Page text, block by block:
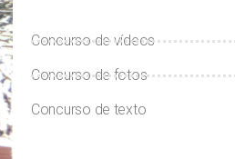
Concurso de vídeos
Concurso de fotos
Concurso de texto